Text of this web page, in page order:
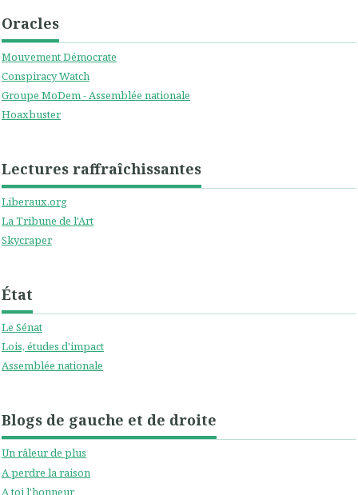
Oracles
Mouvement Démocrate
Conspiracy Watch
Groupe MoDem - Assemblée nationale
Hoaxbuster
Lectures raffraîchissantes
Liberaux.org
La Tribune de l'Art
Skycraper
État
Le Sénat
Lois, études d'impact
Assemblée nationale
Blogs de gauche et de droite
Un râleur de plus
A perdre la raison
A toi l'honneur